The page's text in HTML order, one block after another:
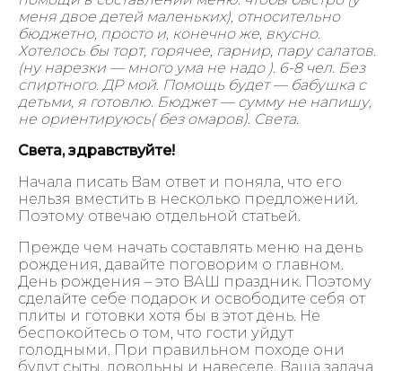
меня двое детей маленьких), относительно
бюджетно, просто и, конечно же, вкусно.
Хотелось бы торт, горячее, гарнир, пару салатов.
(ну нарезки — много ума не надо ). 6-8 чел. Без
спиртного. ДР мой. Помощь будет — бабушка с
детьми, я готовлю. Бюджет — сумму не напишу,
не ориентируюсь( без омаров). Света.
Света, здравствуйте!
Начала писать Вам ответ и поняла, что его
нельзя вместить в несколько предложений.
Поэтому отвечаю отдельной статьей.
Прежде чем начать составлять меню на день
рождения, давайте поговорим о главном.
День рождения – это ВАШ праздник. Поэтому
сделайте себе подарок и освободите себя от
плиты и готовки хотя бы в этот день. Не
беспокойтесь о том, что гости уйдут
голодными. При правильном походе они
будут сыты, довольны и навеселе. Ваша задача